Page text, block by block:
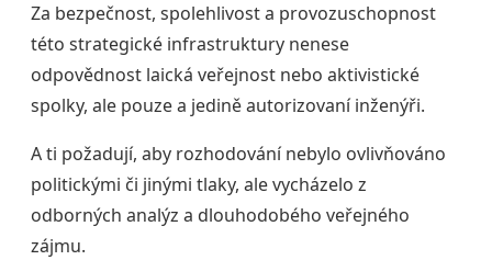
Za bezpečnost, spolehlivost a provozuschopnost
této strategické infrastruktury nenese
odpovědnost laická veřejnost nebo aktivistické
spolky, ale pouze a jedině autorizovaní inženýři.
A ti požadují, aby rozhodování nebylo ovlivňováno
politickými či jinými tlaky, ale vycházelo z
odborných analýz a dlouhodobého veřejného
zájmu.